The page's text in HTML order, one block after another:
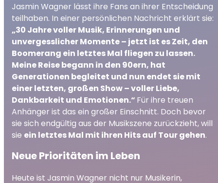
Jasmin Wagner lässt ihre Fans an ihrer Entscheidung
teilhaben. In einer persönlichen Nachricht erklärt sie:
„30 Jahre voller Musik, Erinnerungen und
unvergesslicher Momente – jetzt ist es Zeit, den
Boomerang ein letztes Mal fliegen zu lassen.
Meine Reise begann in den 90ern, hat
Generationen begleitet und nun endet sie mit
einer letzten, großen Show – voller Liebe,
Dankbarkeit und Emotionen.“ Für ihre treuen
Anhänger ist das ein großer Einschnitt. Doch bevor
sie sich endgültig aus der Musikszene zurückzieht, will
sie ein letztes Mal mit ihren Hits auf Tour gehen.
Neue Prioritäten im Leben
Heute ist Jasmin Wagner nicht nur Musikerin,